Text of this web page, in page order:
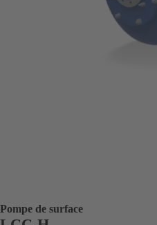
Pompe de surface